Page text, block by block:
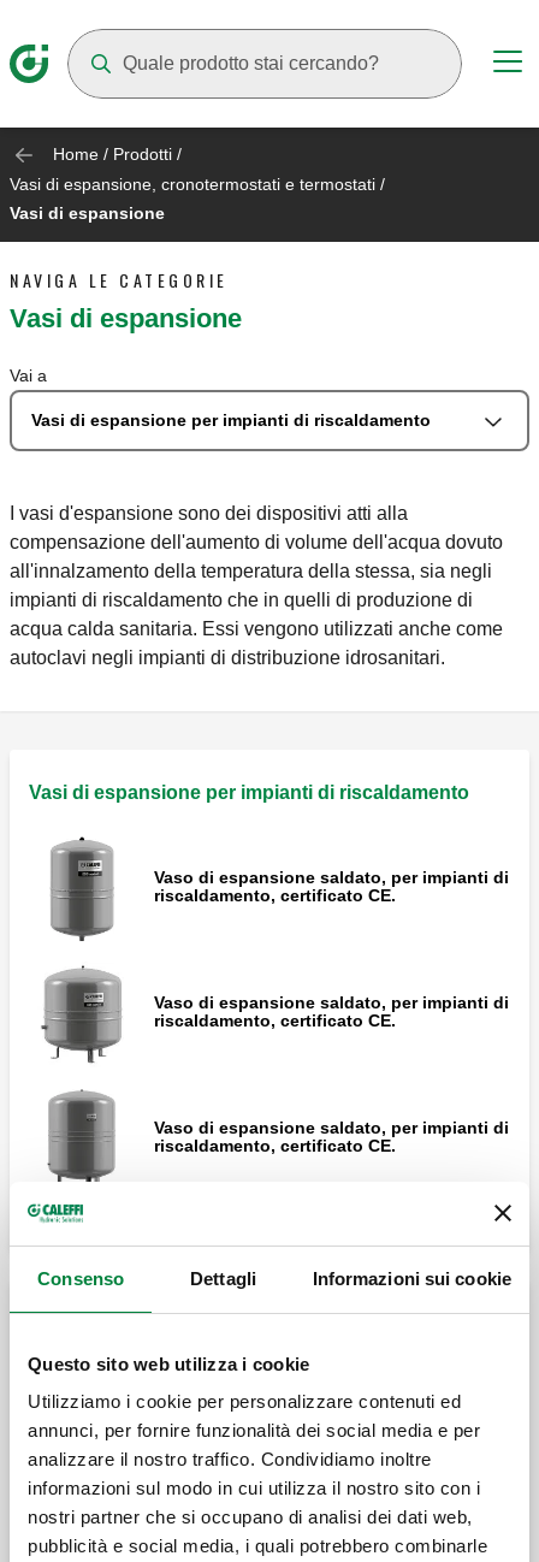
Consenso Dettagli Informazioni sui cookie
Questo sito web utilizza i cookie
Utilizziamo i cookie per personalizzare contenuti ed
annunci, per fornire funzionalità dei social media e per
analizzare il nostro traffico. Condividiamo inoltre
informazioni sul modo in cui utilizza il nostro sito con i
nostri partner che si occupano di analisi dei dati web,
pubblicità e social media, i quali potrebbero combinarle
Home / Prodotti /
Vasi di espansione, cronotermostati e termostati /
Vasi di espansione
NAVIGA LE CATEGORIE
Vasi di espansione
Vai a
Vasi di espansione per impianti di riscaldamento
I vasi d'espansione sono dei dispositivi atti alla
compensazione dell'aumento di volume dell'acqua dovuto
all'innalzamento della temperatura della stessa, sia negli
impianti di riscaldamento che in quelli di produzione di
acqua calda sanitaria. Essi vengono utilizzati anche come
autoclavi negli impianti di distribuzione idrosanitari.
Vasi di espansione per impianti di riscaldamento
Vaso di espansione saldato, per impianti di
riscaldamento, certificato CE.
Vaso di espansione saldato, per impianti di
riscaldamento, certificato CE.
Vaso di espansione saldato, per impianti di
riscaldamento, certificato CE.
Vaso d’espansione saldato, per impianti
sanitari, certificato CE.
Vaso d’espansione saldato, per impianti
sanitari, certificato CE.